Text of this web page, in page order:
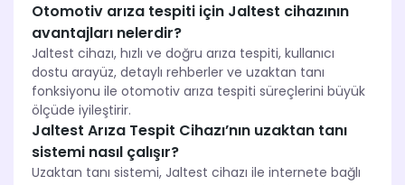
Otomotiv arıza tespiti için Jaltest cihazının
avantajları nelerdir?
Jaltest cihazı, hızlı ve doğru arıza tespiti, kullanıcı
dostu arayüz, detaylı rehberler ve uzaktan tanı
fonksiyonu ile otomotiv arıza tespiti süreçlerini büyük
ölçüde iyileştirir.
Jaltest Arıza Tespit Cihazı’nın uzaktan tanı
sistemi nasıl çalışır?
Uzaktan tanı sistemi, Jaltest cihazı ile internete bağlı